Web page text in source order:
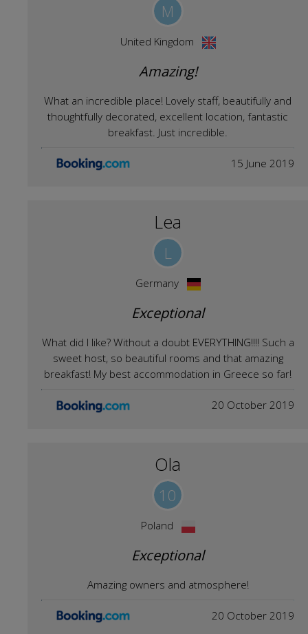
M
United Kingdom
Amazing!
What an incredible place! Lovely staff, beautifully and
thoughtfully decorated, excellent location, fantastic
breakfast. Just incredible.
15 June 2019
Lea
L
Germany
Exceptional
What did I like? Without a doubt EVERYTHING!!!! Such a
sweet host, so beautiful rooms and that amazing
breakfast! My best accommodation in Greece so far!
20 October 2019
Ola
10
Poland
Exceptional
Amazing owners and atmosphere!
20 October 2019